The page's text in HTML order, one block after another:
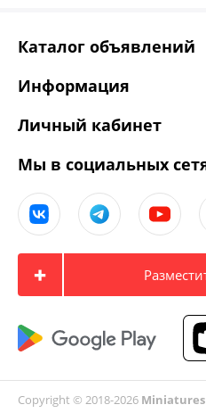
Каталог объявлений
Информация
Личный кабинет
Мы в социальных
Copyright © 2018-2026